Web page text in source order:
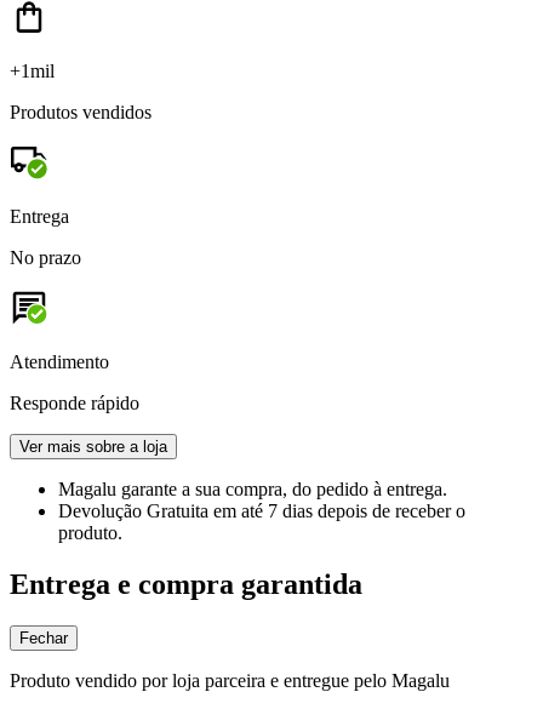
+1mil
Produtos vendidos
Entrega
No prazo
Atendimento
Responde rápido
Ver mais sobre a loja
Magalu garante a sua compra, do pedido à entrega.
Devolução Gratuita em até 7 dias depois de receber o
produto.
Entrega e compra garantida
Fechar
Produto vendido por loja parceira e entregue pelo Magalu